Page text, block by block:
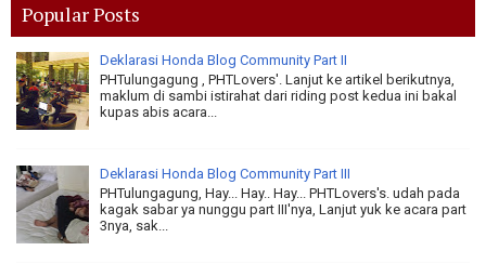
Popular Posts
Deklarasi Honda Blog Community Part II
PHTulungagung , PHTLovers'. Lanjut ke artikel berikutnya,
maklum di sambi istirahat dari riding post kedua ini bakal
kupas abis acara...
Deklarasi Honda Blog Community Part III
PHTulungagung, Hay... Hay.. Hay... PHTLovers's. udah pada
kagak sabar ya nunggu part III'nya, Lanjut yuk ke acara part
3nya, sak...